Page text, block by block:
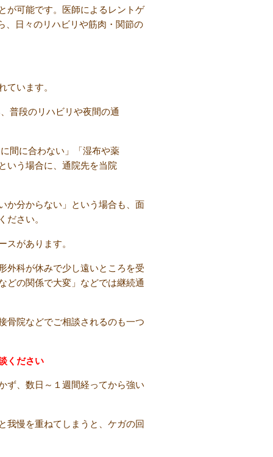
が可能です。医師によるレントゲ
、日々のリハビリや筋肉・関節の
ています。
普段のリハビリや夜間の通
間に合わない」「湿布や薬
いう場合に、通院先を当院
か分からない」という場合も、面
ださい。
スがあります。
外科が休みで少し遠いところを受
どの関係で大変」などでは継続通
骨院などでご相談されるのも一つ
ください
ず、数日～１週間経ってから強い
我慢を重ねてしまうと、ケガの回